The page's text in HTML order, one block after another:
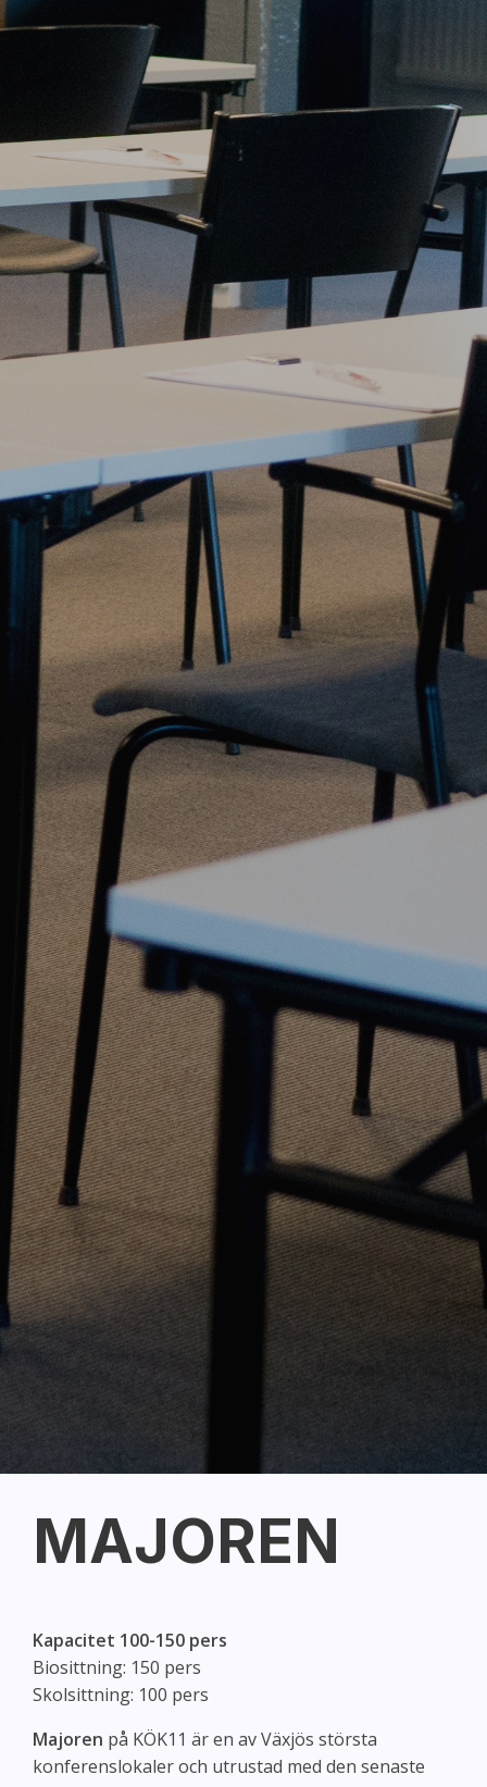
MAJOREN
Kapacitet 100-150 pers
Biosittning: 150 pers
Skolsittning: 100 pers
Majoren på KÖK11 är en av Växjös största
konferenslokaler och utrustad med den senaste